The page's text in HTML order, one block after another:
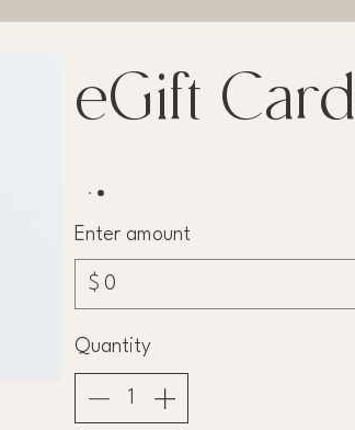
eGift Card
Enter amount
$
Quantity